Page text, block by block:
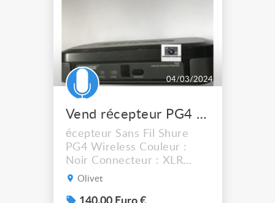
04/03/2024
Vend récepteur PG4 S SHURE
écepteur Sans Fil Shure
PG4 Wireless Couleur :
Noir Connecteur : XLR
Modèle : PG4 Wireless
Olivet